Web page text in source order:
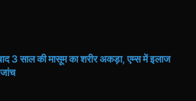
3 साल की मासूम का शरीर अकड़ा, एम्स में इलाज
जांच